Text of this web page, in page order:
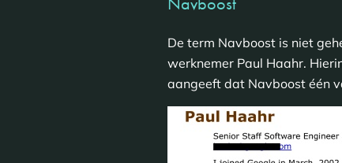
De term Navboost is niet
werknemer Paul Haahr.
aangeeft dat Navboost één